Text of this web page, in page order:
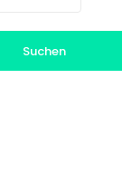
Suchen